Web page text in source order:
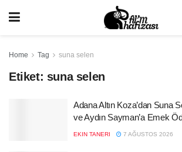
Home Tag suna selen
Etiket: suna selen
Adana Altın Koza’dan Suna
ve Aydın Sayman’a Emek
EKIN TANERI 7 AĞUSTOS 2026